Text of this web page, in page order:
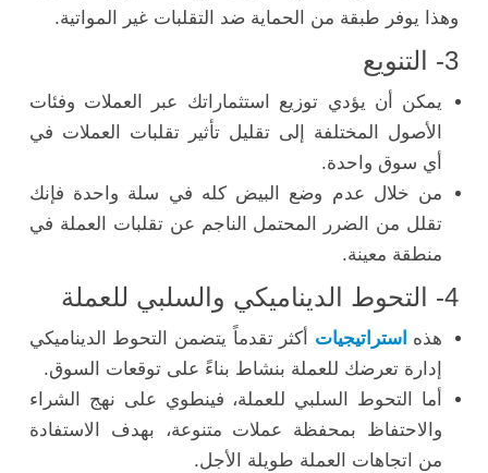
وهذا يوفر طبقة من الحماية ضد التقلبات غير المواتية.
3- التنويع
يمكن أن يؤدي توزيع استثماراتك عبر العملات وفئات
الأصول المختلفة إلى تقليل تأثير تقلبات العملات في
أي سوق واحدة.
من خلال عدم وضع البيض كله في سلة واحدة فإنك
تقلل من الضرر المحتمل الناجم عن تقلبات العملة في
منطقة معينة.
4- التحوط الديناميكي والسلبي للعملة
هذه استراتيجيات أكثر تقدماً يتضمن التحوط الديناميكي
إدارة تعرضك للعملة بنشاط بناءً على توقعات السوق.
أما التحوط السلبي للعملة، فينطوي على نهج الشراء
والاحتفاظ بمحفظة عملات متنوعة، بهدف الاستفادة
من اتجاهات العملة طويلة الأجل.